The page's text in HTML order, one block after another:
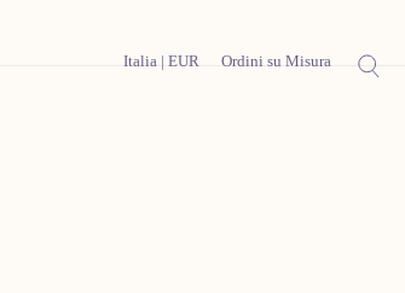
Italia | EUR Ordini su Misura